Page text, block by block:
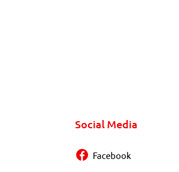
Social Media
Facebook